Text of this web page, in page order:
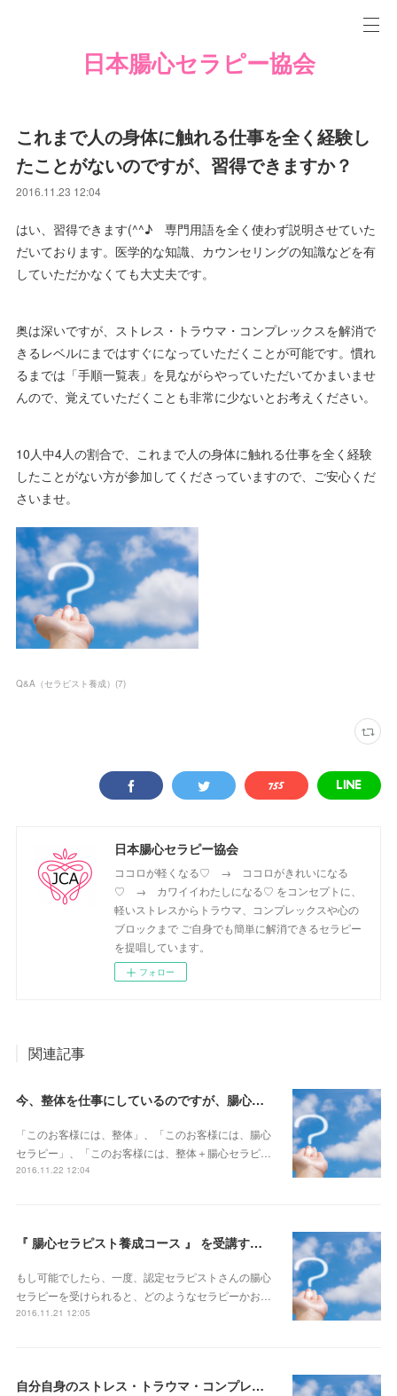
日本腸心セラピー協会
これまで人の身体に触れる仕事を全く経験し
たことがないのですが、習得できますか？
2016.11.23 12:04
はい、習得できます(^^♪ 専門用語を全く使わず説明させていた
だいております。医学的な知識、カウンセリングの知識などを有
していただかなくても大丈夫です。
奥は深いですが、ストレス・トラウマ・コンプレックスを解消で
きるレベルにまではすぐになっていただくことが可能です。慣れ
るまでは「手順一覧表」を見ながらやっていただいてかまいませ
んので、覚えていただくことも非常に少ないとお考えください。
10人中4人の割合で、これまで人の身体に触れる仕事を全く経験
したことがない方が参加してくださっていますので、ご安心くだ
さいませ。
Q&A（セラピスト養成） (7)
日本腸心セラピー協会
ココロが軽くなる♡ → ココロがきれいになる
♡ → カワイイわたしになる♡ をコンセプトに、
軽いストレスからトラウマ、コンプレックスや心の
ブロックまで ご自身でも簡単に解消できるセラピー
を提唱しています。
フォロー
関連記事
今、整体を仕事にしているのですが、腸心セラピーをどのように活用すればいいでしょうか？
「このお客様には、整体」、「このお客様には、腸心
セラピー」、「このお客様には、整体＋腸心セラピ…
2016.11.22 12:04
『 腸心セラピスト養成コース 』 を受講する前にやっておいたほうがいいことはありますか？
もし可能でしたら、一度、認定セラピストさんの腸心
セラピーを受けられると、どのようなセラピーかお…
2016.11.21 12:05
自分自身のストレス・トラウマ・コンプレックスを解消することはできますか？